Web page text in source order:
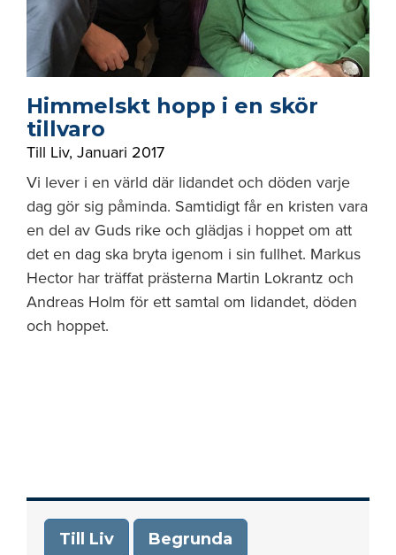
Himmelskt hopp i en skör
tillvaro
Till Liv, Januari 2017
Vi lever i en värld där lidandet och döden varje
dag gör sig påminda. Samtidigt får en kristen vara
en del av Guds rike och glädjas i hoppet om att
det en dag ska bryta igenom i sin fullhet. Markus
Hector har träffat prästerna Martin Lokrantz och
Andreas Holm för ett samtal om lidandet, döden
och hoppet.
Till Liv Begrunda